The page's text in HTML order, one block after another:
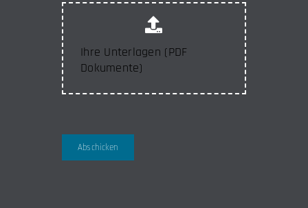
Ihre Unterlagen (PDF
Dokumente)
Abschicken